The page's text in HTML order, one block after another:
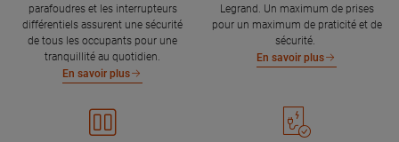
parafoudres et les interrupteurs
différentiels assurent une sécurité
de tous les occupants pour une
tranquillité au quotidien.
En savoir plus
Legrand. Un maximum de prises
pour un maximum de praticité et de
sécurité.
En savoir plus